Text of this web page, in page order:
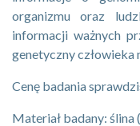
organizmu oraz
informacji ważnych
genetyczny człowieka
Cenę badania
Materiał badany: ślina